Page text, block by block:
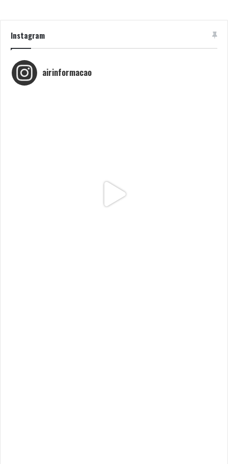
Instagram
airinformacao